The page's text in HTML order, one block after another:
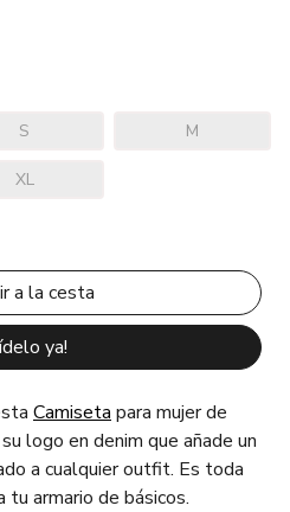
S M
XL
ya!
Camiseta para mujer de
logo en denim que añade un
a cualquier outfit. Es toda
tu armario de básicos.